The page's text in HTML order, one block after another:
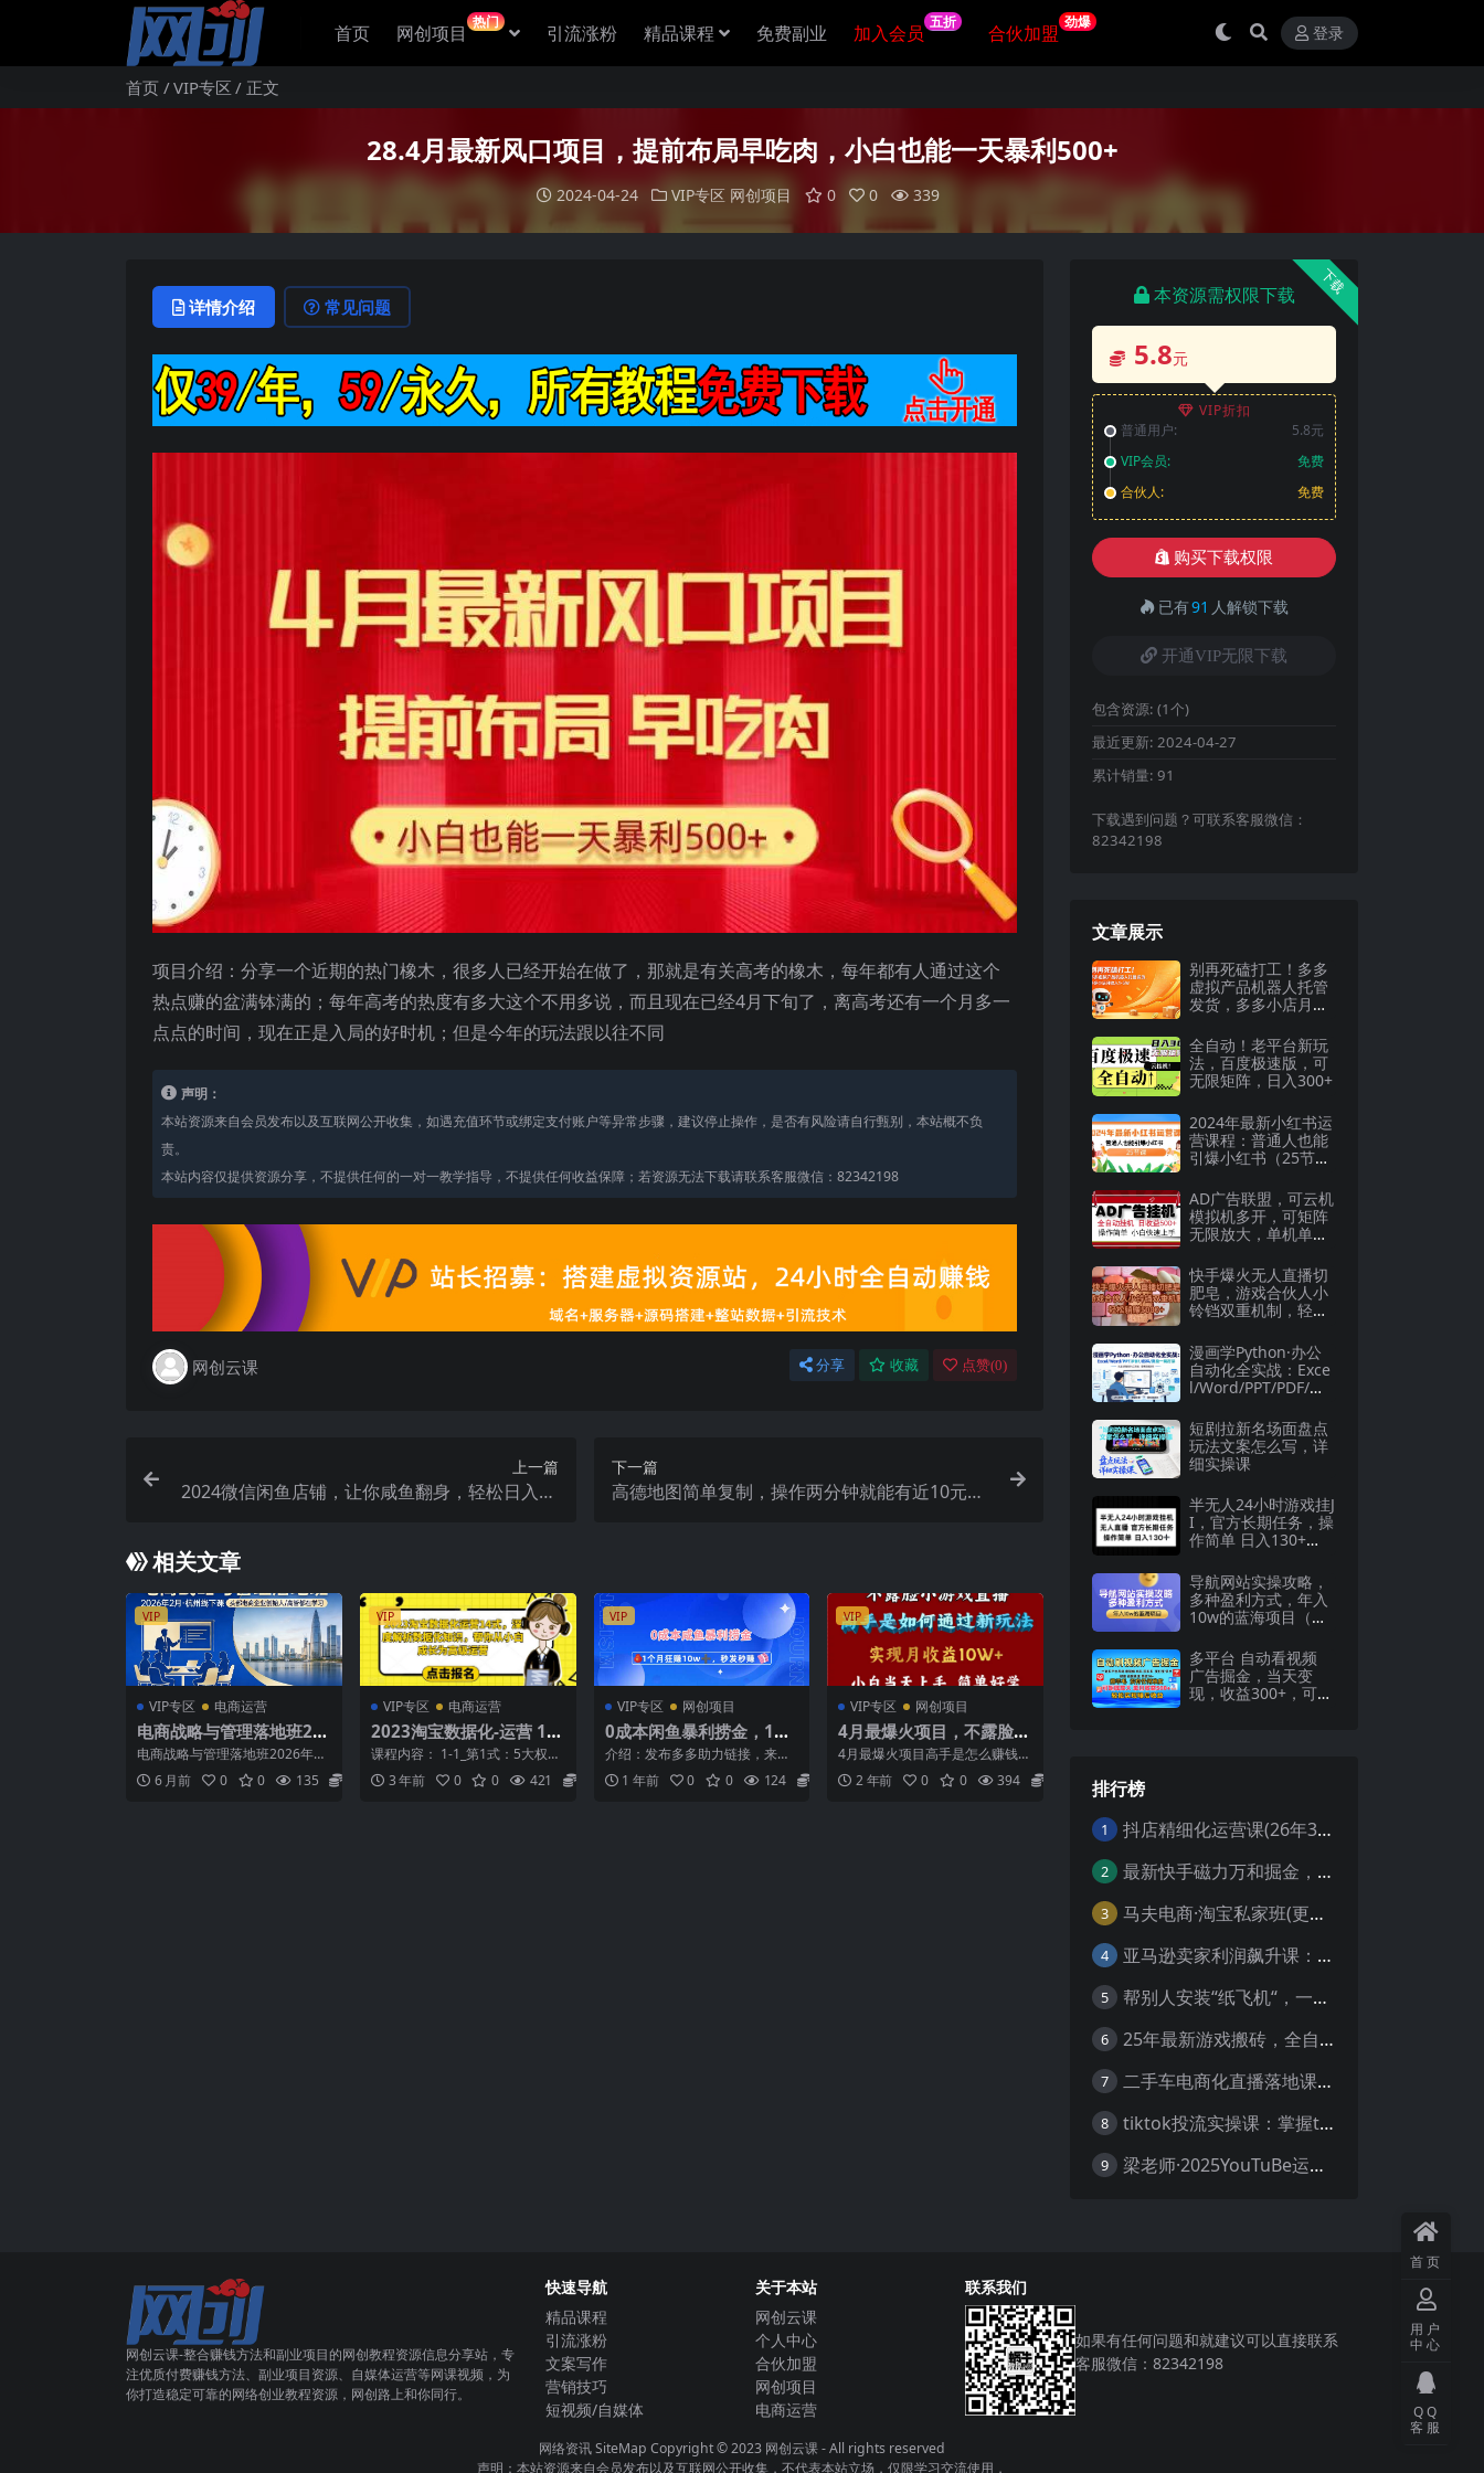
首页 网创项目 热门 引流涨粉 精品课程 免费副业 加入会员 五折 合伙加盟 劲爆
登录
首页 VIP专区 正文
28.4月最新风口项目，提前布局早吃肉，小白也能一天暴利500+
2024-04-24 VIP专区 网创项目 0 0 339
详情介绍 常见问题
项目介绍：分享一个近期的热门橡木，很多人已经开始在做了，那就是有关高考的橡木，每年都有人通过这个
热点赚的盆满钵满的；每年高考的热度有多大这个不用多说，而且现在已经4月下旬了，离高考还有一个月多一
点点的时间，现在正是入局的好时机；但是今年的玩法跟以往不同
声明：
本站资源来自会员发布以及互联网公开收集，如遇充值环节或绑定支付账户等异常步骤，建议停止操作，是否有风险请自行甄别，本站概不负
责。
本站内容仅提供资源分享，不提供任何的一对一教学指导，不提供任何收益保障；若资源无法下载请联系客服微信：82342198
网创云课 分享 收藏 点赞(0)
上一篇
2024微信闲鱼店铺，让你咸鱼翻身，轻松日入20
下一篇
高德地图简单复制，操作两分钟就能有近10元的
相关文章
VIP
VIP专区 电商运营
电商战略与管理落地班20
26年2月份杭州线下课，
头部电商企业创始人高管
都在学习
电商战略与管理落地班2026年2
月份杭州线下课，头部电商企业
创始人高管都在学习 ...
6 月前 0 0 135
VIP
VIP专区 电商运营
2023淘宝数据化-运营 14
式，深度解析数据化知
识，帮你从小白成长为高
级运营
课程内容： 1-1_第1式：5大权重
维度，让你知道做什么能够获取
免费流量.mp4...
3 年前 0 0 421
VIP
VIP专区 网创项目
0成本闲鱼暴利捞金，1个
月狂赚10W+，秒发秒赚
新玩法
介绍：发布多多助力链接，来帮
砍价，人家下单给你口令，你复
制口令到网站上下单赚差价...
1 年前 0 0 124
VIP
VIP专区 网创项目
4月最爆火项目，不露脸直
播小游戏，来看高手是怎
么赚钱的，每天收益380
0…
4月最爆火项目高手是怎么赚钱
的，一天收益3800+ 这是穷人翻
盘的一个项目，非常...
2 年前 0 0 394
下载
本资源需权限下载
5.8元
VIP折扣
普通用户:
5.8元
VIP会员:
免费
合伙人:
免费
购买下载权限
已有91 人解锁下载
开通VIP无限下载
包含资源: (1个)
最近更新: 2024-04-27
累计销量: 91
下载遇到问题？可联系客服微信：
82342198
文章展示
别再死磕打工！多多
虚拟产品机器人托管
发货，多多小店月收
全自动！老平台新玩
法，百度极速版，可
无限矩阵，日入300+
2024年最新小红书运
营课程：普通人也能
引爆小红书（25节
AD广告联盟，可云机
模拟机多开，可矩阵
无限放大，单机单日
快手爆火无人直播切
肥皂，游戏合伙人小
铃铛双重机制，轻松
漫画学Python·办公
自动化全实战：Exce
l/Word/PPT/PDF/邮
短剧拉新名场面盘点
玩法文案怎么写，详
细实操课
半无人24小时游戏挂J
I，官方长期任务，操
作简单 日入130+
导航网站实操攻略，
多种盈利方式，年入
10w的蓝海项目（附
多平台 自动看视频
广告掘金，当天变
现，收益300+，可矩
排行榜
1 抖店精细化运营课(26年3月更新
2 最新快手磁力万和掘金，自动搬砖，轻松日入100-200，操作简单
3 马夫电商·淘宝私家班(更新3月)
4 亚马逊卖家利润飙升课：从品类成功公式到海王打法，让每个SKU都成爆款一路飙升(更新26年3月
5 帮别人安装“纸飞机“，一单赚10—30元不等：附：免费节点
6 25年最新游戏搬砖，全自动挂机，不需要玩游戏，单手机操作日入300+
7 二手车电商化直播落地课，从0到1带你玩转二手车直播
8 tiktok投流实操课：掌握tiktok投流底层逻辑 独家TK投流玩法
9 梁老师·2025YouTuBe运营掘金指南
网创云课-整合赚钱方法和副业项目的网创教程资源信息分享站，专
注优质付费赚钱方法、副业项目资源、自媒体运营等网课视频，为
你打造稳定可靠的网络创业教程资源，网创路上和你同行。
快速导航
精品课程
引流涨粉
文案写作
营销技巧
短视频/自媒体
关于本站
网创云课
个人中心
合伙加盟
网创项目
电商运营
联系我们
如果有任何问题和就建议可以直接联系
客服微信：82342198
网络资讯SiteMap Copyright © 2023 网创云课- All rights reserved
声明：本站资源来自会员发布以及互联网公开收集，不代表本站立场，仅限学习交流使用，
首页
用户
中心
QQ
客服